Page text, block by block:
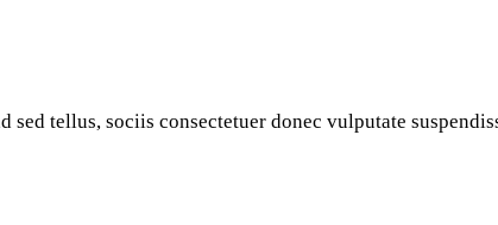
tellus, sociis consectetuer donec vulputate